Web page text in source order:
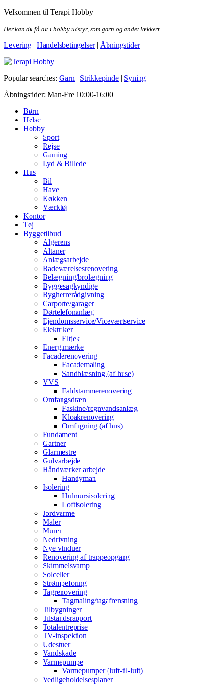
Skip
the
Velkommen til Terapi Hobby
Her kan du få alt i hobby udstyr, som garn og andet lækkert
Levering | Handelsbetingelser| Åbningstider
Terapi Hobby
Popular searches: Garn | Strikkepinde | Syning
Åbningstider: Man-Fre 10:00-16:00
Børn
Helse
Hobby
Sport
Rejse
Gaming
Lyd & Billede
Hus
Bil
Have
Køkken
Værktøj
Kontor
Tøj
Byggetilbud
Algerens
Altaner
Anlægsarbejde
Badeværelsesrenovering
Belægning/brolægning
Byggesagkyndige
Bygherrerådgivning
Carporte/garager
Dørtelefonanlæg
Ejendomsservice/Viceværtservice
Elektriker
Eltjek
Energimærke
Facaderenovering
Facademaling
Sandblæsning (af huse)
VVS
Faldstammerenovering
Omfangsdræn
Faskine/regnvandsanlæg
Kloakrenovering
Omfugning (af hus)
Fundament
Gartner
Glarmestre
Gulvarbejde
Håndværker arbejde
Handyman
Isolering
Hulmursisolering
Loftisolering
Jordvarme
Maler
Murer
Nedrivning
Nye vinduer
Renovering af trappeopgang
Skimmelsvamp
Solceller
Strømpeforing
Tagrenovering
Tagmaling/tagafrensning
Tilbygninger
Tilstandsrapport
Totalentreprise
TV-inspektion
Udestuer
Vandskade
Varmepumpe
Varmepumper (luft-til-luft)
Vedligeholdelsesplaner